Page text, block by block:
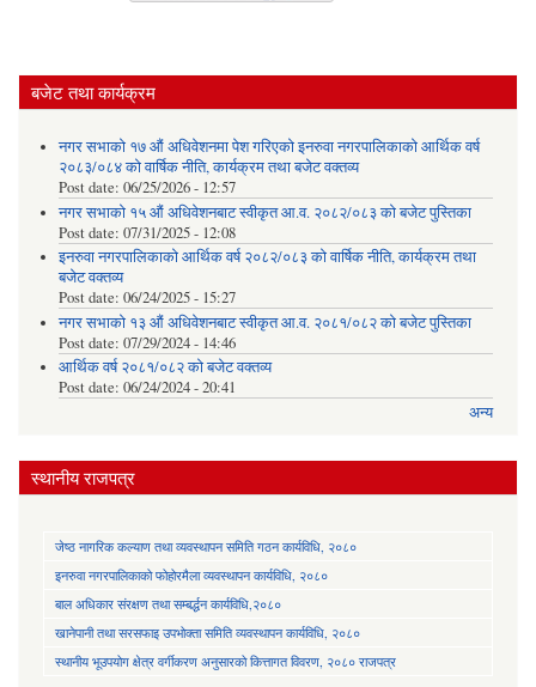
बजेट तथा कार्यक्रम
नगर सभाको १७ औं अधिवेशनमा पेश गरिएको इनरुवा नगरपालिकाको आर्थिक वर्ष
२०८३/०८४ को वार्षिक नीति, कार्यक्रम तथा बजेट वक्तव्य
Post date: 06/25/2026 - 12:57
नगर सभाको १५ औं अधिवेशनबाट स्वीकृत आ.व. २०८२/०८३ को बजेट पुस्तिका
Post date: 07/31/2025 - 12:08
इनरुवा नगरपालिकाको आर्थिक वर्ष २०८२/०८३ को वार्षिक नीति, कार्यक्रम तथा
बजेट वक्तव्य
Post date: 06/24/2025 - 15:27
नगर सभाको १३ औं अधिवेशनबाट स्वीकृत आ.व. २०८१/०८२ को बजेट पुस्तिका
Post date: 07/29/2024 - 14:46
आर्थिक वर्ष २०८१/०८२ को बजेट वक्तव्य
Post date: 06/24/2024 - 20:41
अन्य
स्थानीय राजपत्र
जेष्ठ नागरिक कल्याण तथा व्यवस्थापन समिति गठन कार्यविधि, २०८०
इनरुवा नगरपालिकाको फोहोरमैला व्यवस्थापन कार्यविधि, २०८०
बाल अधिकार संरक्षण तथा सम्बर्द्धन कार्यविधि,२०८०
खानेपानी तथा सरसफाइ उपभोक्ता समिति व्यवस्थापन कार्यविधि, २०८०
स्थानीय भूउपयोग क्षेत्र वर्गीकरण अनुसारको कित्तागत विवरण, २०८० राजपत्र